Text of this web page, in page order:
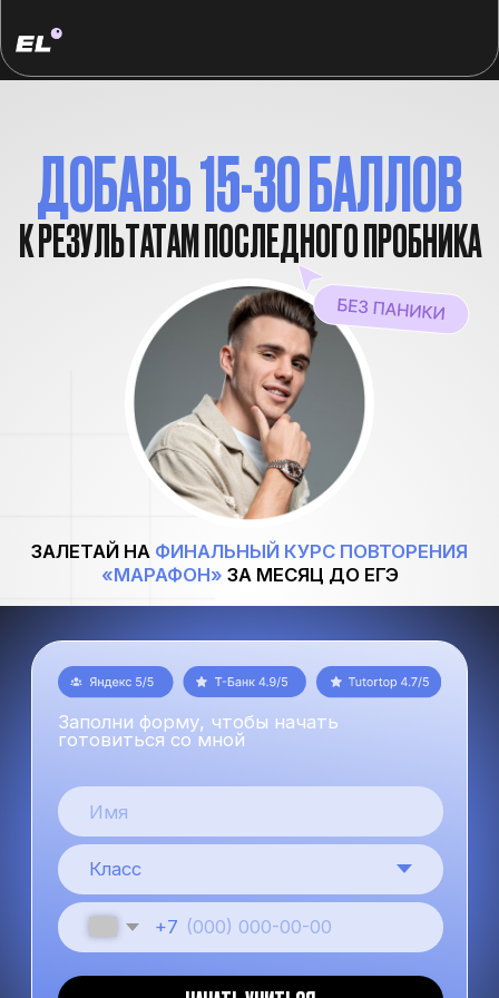
К РЕЗУЛЬТАТАМ ПОСЛЕДНОГО ПРОБНИКА
ФИНАЛЬНЫЙ КУРС ПОВТОРЕНИЯ
«МАРАФОН»
ЗА МЕСЯЦ ДО ЕГЭ
Заполни форму, чтобы начать
Нажимая на кнопку, ты принимаешь политику обработки
НАЧАТЬ УЧИТЬСЯ
КАЖЕТСЯ, ЧТО ЭКЗАМЕНЫ —
ЭТО СТРАШНО?НЕ БОЙСЯ!)
все высокобалльники были на твоем
месте и просто начали готовиться с нами